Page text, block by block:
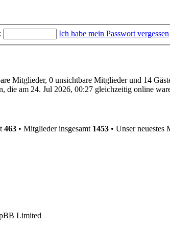
Ich habe mein Passwort vergessen
Mitglieder, 0 unsichtbare Mitglieder und 14
die am 24. Jul 2026, 00:27 gleichzeitig online
463 • Mitglieder insgesamt 1453 • Unser neuestes
Limited